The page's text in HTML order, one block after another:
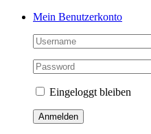
Skip
Mein Benutzerkonto
Eingeloggt bleiben